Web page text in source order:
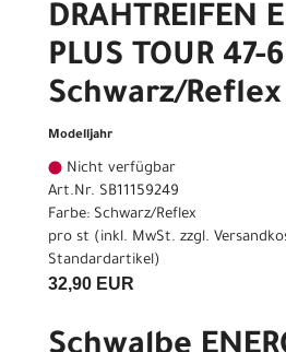
DRAHTREIFEN
PLUS TOUR 47-
Schwarz/Reflex
Modelljahr
Nicht verfügbar
Art.Nr. SB11159249
Farbe: Schwarz/Reflex
pro st (inkl. MwSt. zzgl.
Standardartikel)
32,90 EUR